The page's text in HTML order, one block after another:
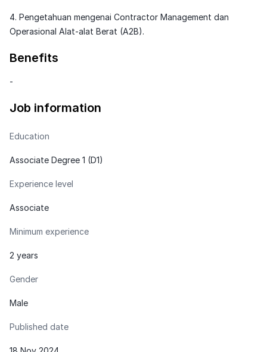
4. Pengetahuan mengenai Contractor Management dan
Operasional Alat-alat Berat (A2B).
Benefits
-
Job information
Education
Associate Degree 1 (D1)
Experience level
Associate
Minimum experience
2 years
Gender
Male
Published date